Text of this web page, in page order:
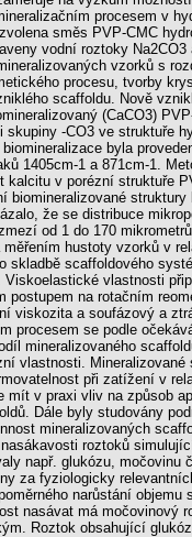
procesem v
směs PVP-CMC
vodní roztoky Na2CO3
vzorků s
procesu, tvorby
scaffoldu. Nově
(CaCO3)
-CO3 ve struktuře
byla
1405cm-1 a 871cm-1.
kalcitu v porézní struktuře
biomineralizované struktury
že se distribuce
od 1 do 170
hustoty vzorků v
skladbě scaffoldového
vlastnosti
postupem na rotačním
viskozita a soufázový a
procesem se podle
mineralizovaného
vlastnosti. Mineralizované
při zatížení v
mít v praxi vliv na způsob
Dále byly studovány
mineralizovaných
roztoků
např. glukózu, močovinu
za fyziologicky
narůstání objemu
nasávat má močovinový
Roztok obsahující